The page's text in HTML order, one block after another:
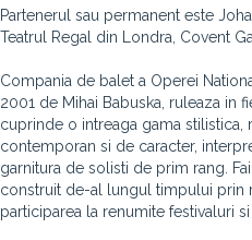
Partenerul sau permanent este
Teatrul Regal din Londra, Covent
Compania de balet a Operei
2001 de Mihai Babuska, ruleaza in
cuprinde o intreaga gama stilistica,
contemporan si de caracter,
garnitura de solisti de prim rang.
construit de-al lungul timpului prin
participarea la renumite festivaluri